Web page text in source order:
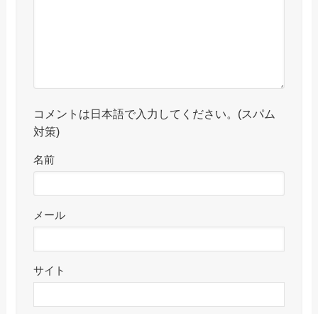
コメントは日本語で入力してください。(スパム
対策)
名前
メール
サイト